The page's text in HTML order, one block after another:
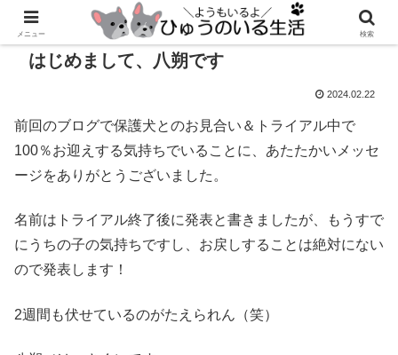
はじめまして、八朔です
2024.02.22
前回のブログで保護犬とのお見合い＆トライアル中で
100％お迎えする気持ちでいることに、あたたかいメッセ
ージをありがとうございました。
名前はトライアル終了後に発表と書きましたが、もうすで
にうちの子の気持ちですし、お戻しすることは絶対にない
ので発表します！
2週間も伏せているのがたえられん（笑）
メニュー 検索